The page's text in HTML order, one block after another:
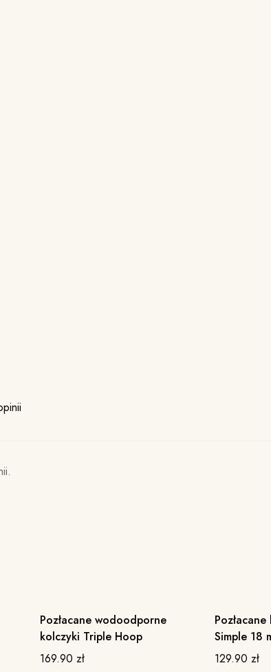
BESTSELLER
Pozłacane wodoodporne
kolczyki Triple Hoop
169.90 zł
Simple 18
129.90zł